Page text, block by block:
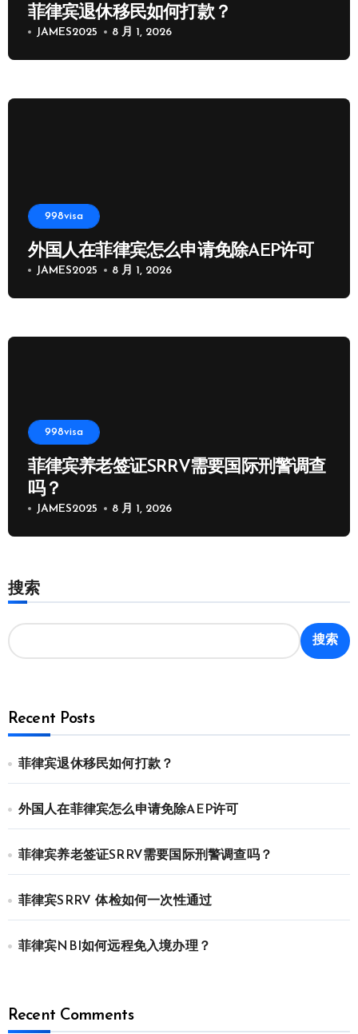
菲律宾退休移民如何打款？
JAMES2025 8 月 1, 2026
998visa
外国人在菲律宾怎么申请免除AEP许可
JAMES2025 8 月 1, 2026
998visa
菲律宾养老签证SRRV需要国际刑警调查
吗？
JAMES2025 8 月 1, 2026
搜索
搜索
Recent Posts
菲律宾退休移民如何打款？
外国人在菲律宾怎么申请免除AEP许可
菲律宾养老签证SRRV需要国际刑警调查吗？
菲律宾SRRV 体检如何一次性通过
菲律宾NBI如何远程免入境办理？
Recent Comments